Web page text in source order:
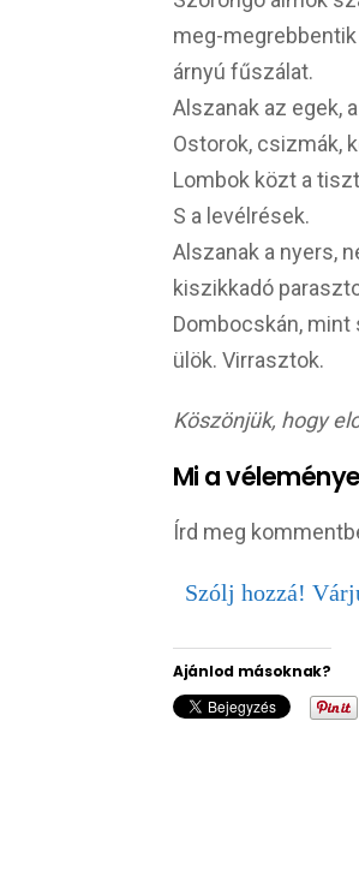
meg-
árnyú fűszálat.
Alszanak az egek,
Ostorok, csizmák,
Lombok közt a
S a levélrések.
Alszanak a nyers,
kiszikkadó
Dombocskán, mint
ülök. Virrasztok.
Köszönjük, hogy
Mi a
Írd meg
Szólj hozzá!
Ajánlod másoknak?